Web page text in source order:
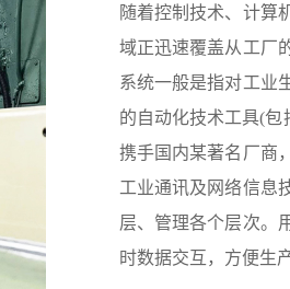
随着控制技术、计算
域正迅速覆盖从工厂
系统一般是指对工业
的自动化技术工具(包
携手国内某著名厂商
工业通讯及网络信息
层、管理各个层次。
时数据交互，方便生